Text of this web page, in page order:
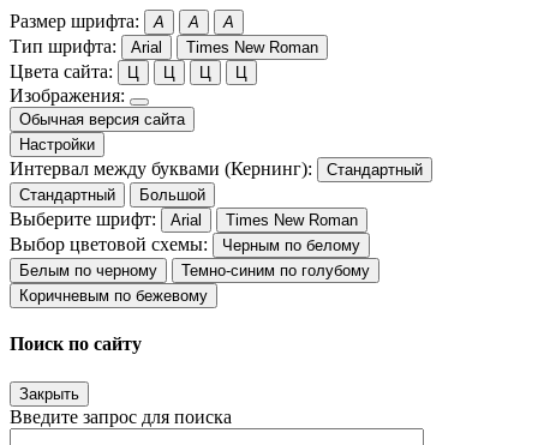
Размер шрифта: A A A
Тип шрифта: Arial Times New Roman
Цвета сайта: Ц Ц Ц Ц
Изображения:
Обычная версия сайта
Настройки
Интервал между буквами (Кернинг):
Стандартный
Стандартный
Большой
Выберите шрифт: Arial Times New Roman
Выбор цветовой схемы:
Черным по белому
Белым по черному
Темно-синим по голубому
Коричневым по бежевому
Поиск по сайту
Закрыть
Введите запрос для поиска